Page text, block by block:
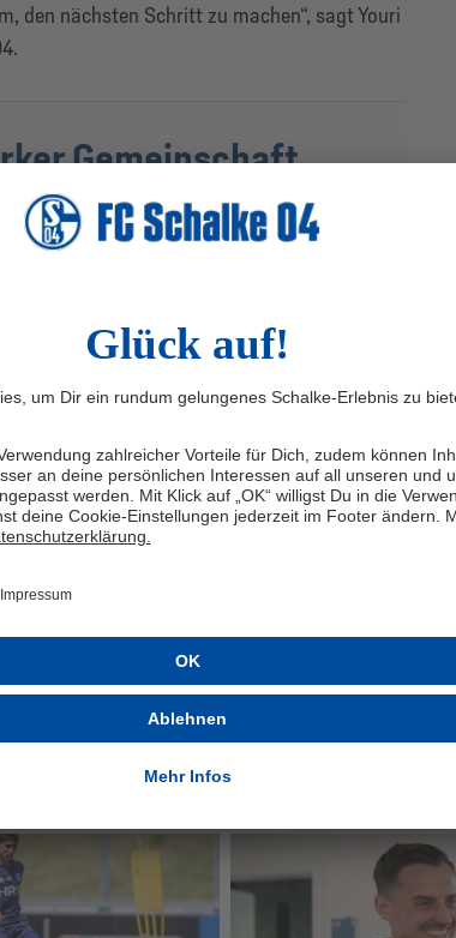
den nächsten Schritt zu machen“, sagt Youri
Gemeinschaft.
Schalkerinnen und Schalker die Zukunft ihres
eigener Kraft. Gemeinsam schaffen wir die
und ein stabiles Fundament für kommende
Aufbruchs werden:aufschalkeeg.schalke04.de